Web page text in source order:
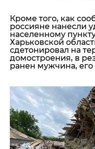
Кроме того, как
россияне нанесли
населенному
Харьковской
сдетонировал на
домостроения, в
ранен мужчина, его